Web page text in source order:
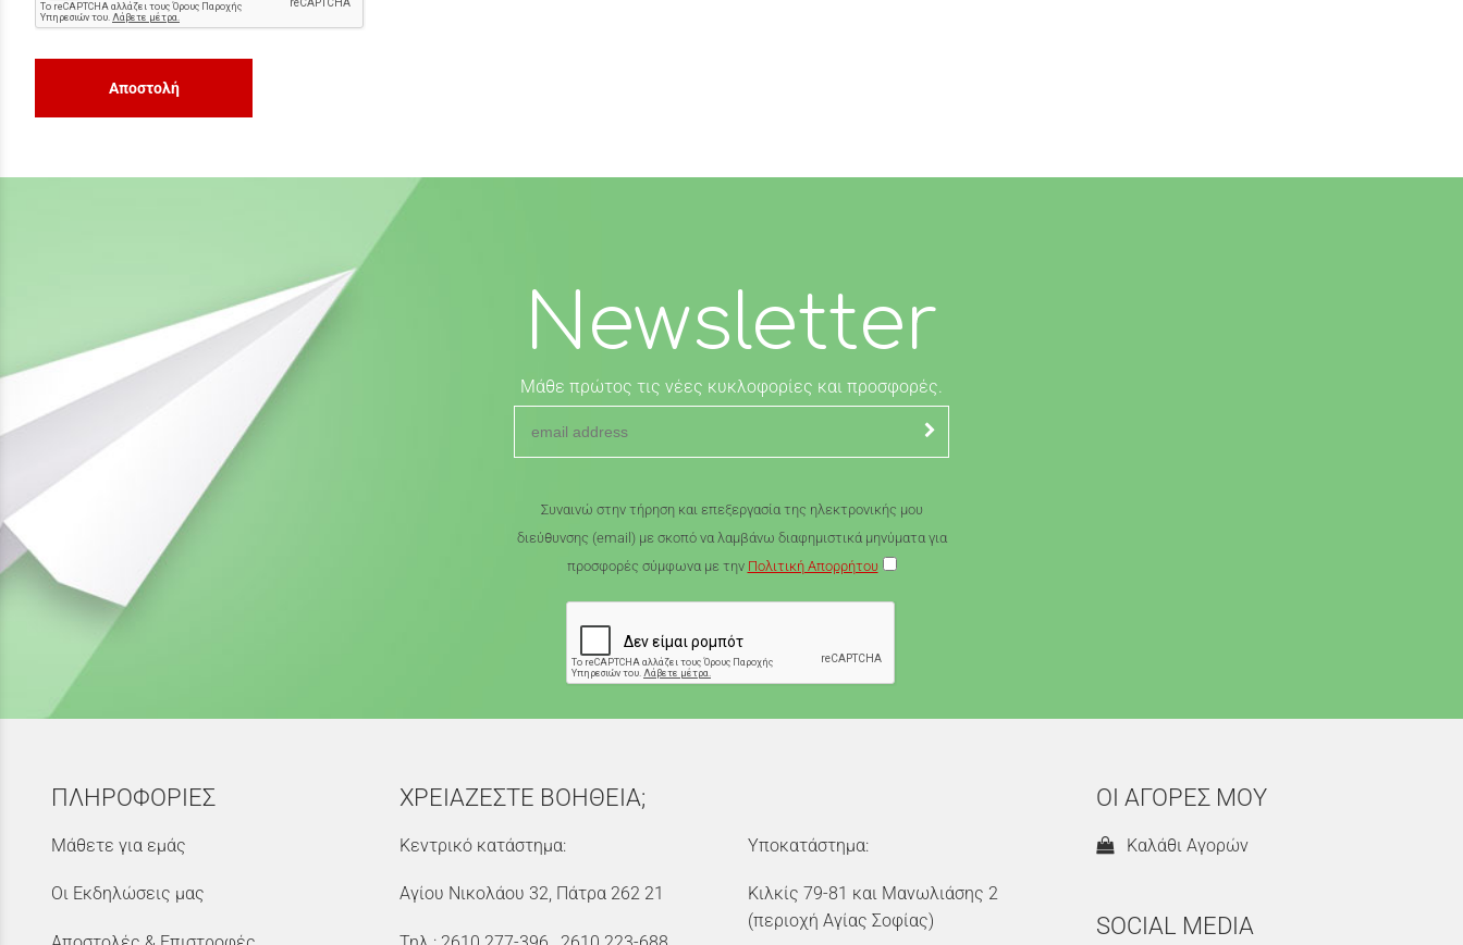
Αποστολή
Newsletter
Μάθε πρώτος τις νέες κυκλοφορίες και προσφορές.
Συναινώ στην τήρηση και επεξεργασία της ηλεκτρονικής μου
διεύθυνσης (email) με σκοπό να λαμβάνω διαφημιστικά μηνύματα για
προσφορές σύμφωνα με την Πολιτική Απορρήτου
ΠΛΗΡΟΦΟΡΙΕΣ
Μάθετε για εμάς
Οι Εκδηλώσεις μας
ΧΡΕΙΑΖΕΣΤΕ ΒΟΗΘΕΙΑ;
Κεντρικό κατάστημα:
Αγίου Νικολάου 32, Πάτρα 262 21
Υποκατάστημα:
Κιλκίς 79-81 και Μανωλιάσης 2
(περιοχή Αγίας Σοφίας)
ΟΙ ΑΓΟΡΕΣ ΜΟΥ
Καλάθι Αγορών
SOCIAL MEDIA